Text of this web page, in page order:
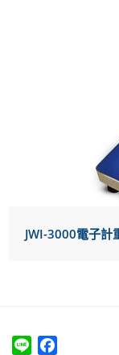
JWI-3000電子計
Line